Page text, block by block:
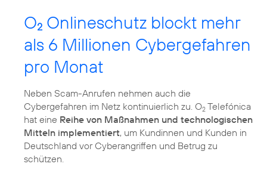
O2 Onlineschutz blockt mehr
als 6 Millionen Cybergefahren
pro Monat
Neben Scam-Anrufen nehmen auch die
Cybergefahren im Netz kontinuierlich zu. O2 Telefónica
hat eine Reihe von Maßnahmen und technologischen
Mitteln implementiert, um Kundinnen und Kunden in
Deutschland vor Cyberangriffen und Betrug zu
schützen.